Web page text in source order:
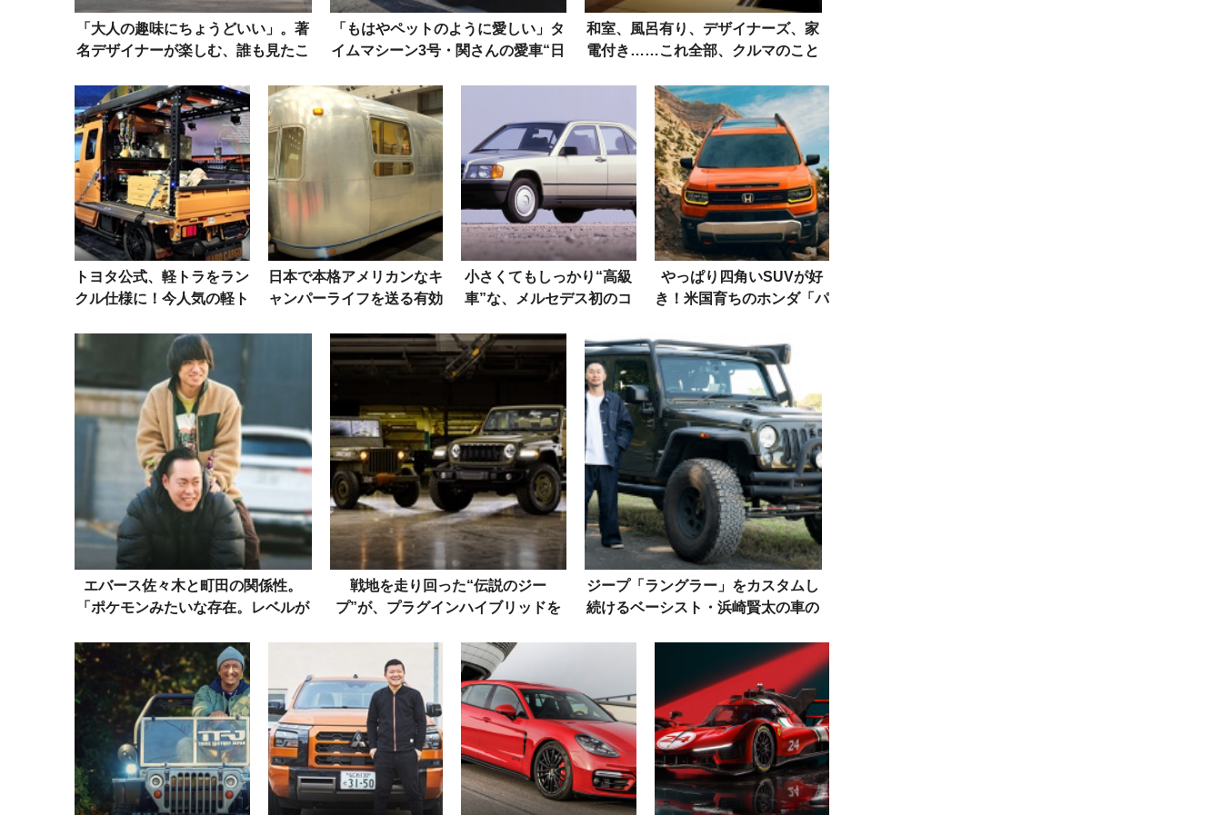
「大人の趣味にちょうどいい」。著
名デザイナーが楽しむ、誰も見たこ
「もはやペットのように愛しい」タ
イムマシーン3号・関さんの愛車“日
和室、風呂有り、デザイナーズ、家
電付き……これ全部、クルマのこと
トヨタ公式、軽トラをラン
クル仕様に！今人気の軽ト
が本気でやってみた
日本で本格アメリカンなキ
ャンパーライフを送る有効
小さくてもしっかり“高級
車”な、メルセデス初のコ
やっぱり四角いSUVが好
き！米国育ちのホンダ「パ
カウト」に見る復興の兆し
エバース佐々木と町田の関係性。
「ポケモンみたいな存在。レベルが
戦地を走り回った“伝説のジー
プ”が、プラグインハイブリッドを
ジープ「ラングラー」をカスタムし
続けるベーシスト・浜崎賢太の車の